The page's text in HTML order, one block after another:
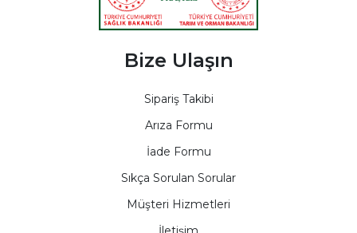
Bize Ulaşın
Sipariş Takibi
Arıza Formu
İade Formu
Sıkça Sorulan Sorular
Müşteri Hizmetleri